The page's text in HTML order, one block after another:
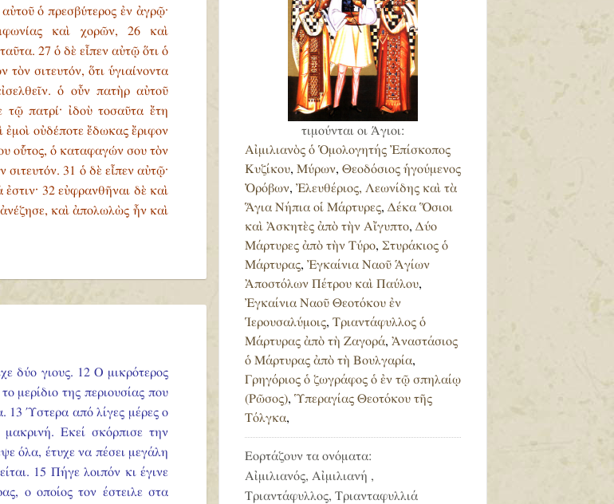
ὁ πρεσβύτερος ἐν ἀγρῷ·
καὶ χορῶν, 26 καὶ
27 ὁ δὲ εἶπεν αὐτῷ ὅτι ὁ
σιτευτόν, ὅτι ὑγιαίνοντα
ὁ οὖν πατὴρ αὐτοῦ
πατρί· ἰδοὺ τοσαῦτα ἔτη
οὐδέποτε ἔδωκας ἔριφον
οὗτος, ὁ καταφαγών σου τὸν
31 ὁ δὲ εἶπεν αὐτῷ·
32 εὐφρανθῆναι δὲ καὶ
καὶ ἀπολωλὼς ἦν καὶ
δύο γιους. 12 Ο μικρότερος
μερίδιο της περιουσίας που
13 Ύστερα από λίγες μέρες ο
Εκεί σκόρπισε την
όλα, έτυχε να πέσει μεγάλη
15 Πήγε λοιπόν κι έγινε
ο οποίος τον έστειλε στα
τιμούνται οι Άγιοι:
Αἰμιλιανὸς ὁ Ὁμολογητής Ἐπίσκοπος
Κυζίκου, Μύρων, Θεοδόσιος ἡγούμενος
Ὀρόβων, Ἐλευθέριος, Λεωνίδης καὶ τὰ
Ἅγια Νήπια οἱ Μάρτυρες, Δέκα Ὅσιοι
καὶ Ἀσκητὲς ἀπὸ τὴν Αἴγυπτο, Δύο
Μάρτυρες ἀπὸ τὴν Τύρο, Στυράκιος ὁ
Μάρτυρας, Ἐγκαίνια Ναοῦ Ἁγίων
Ἀποστόλων Πέτρου καὶ Παύλου,
Ἐγκαίνια Ναοῦ Θεοτόκου ἐν
Ἱερουσαλύμοις, Τριαντάφυλλος ὁ
Μάρτυρας ἀπὸ τὴ Ζαγορά, Ἀναστάσιος
ὁ Μάρτυρας ἀπὸ τὴ Βουλγαρία,
Γρηγόριος ὁ ζωγράφος ὁ ἐν τῷ σπηλαίῳ
(Ρῶσος), Ὑπεραγίας Θεοτόκου τῆς
Τόλγκα,
Εορτάζουν τα ονόματα:
Αἰμιλιανός, Αἰμιλιανή ,
Τριαντάφυλλος, Τριανταφυλλιά